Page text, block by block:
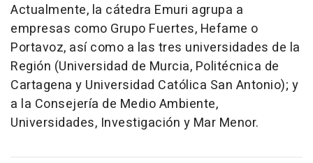
Actualmente, la cátedra Emuri agrupa a
empresas como Grupo Fuertes, Hefame o
Portavoz, así como a las tres universidades de la
Región (Universidad de Murcia, Politécnica de
Cartagena y Universidad Católica San Antonio); y
a la Consejería de Medio Ambiente,
Universidades, Investigación y Mar Menor.